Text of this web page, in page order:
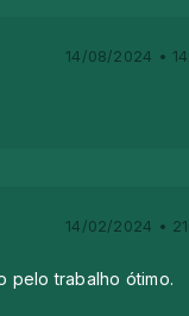
14/08/2024 •
14/02/2024 •
pelo trabalho ótimo.